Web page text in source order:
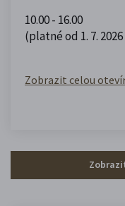
10.00 - 16.00
(platné od 1. 7. 2026
Zobrazit celou